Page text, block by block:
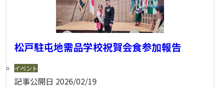
松戸駐屯地需品学校祝賀会食参加報告
イベント
記事公開日 2026/02/19